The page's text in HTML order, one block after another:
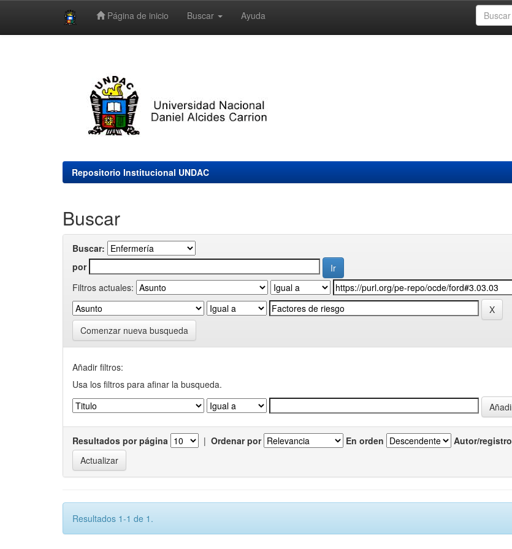
Página de inicio Buscar Ayuda
Repositorio Institucional UNDAC
Buscar
Buscar:
por
Filtros actuales:
Comenzar nueva busqueda
Añadir filtros:
Usa los filtros para afinar la busqueda.
Resultados por página | Ordenar por En orden Autor/registro
Resultados 1-1 de 1.